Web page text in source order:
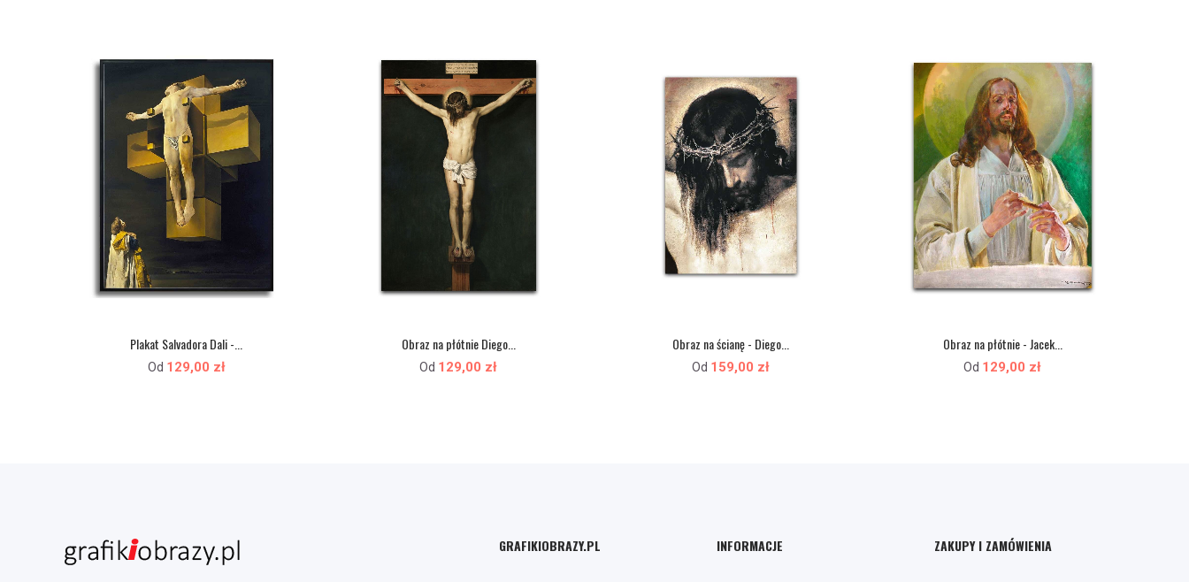
Plakat Salvadora Dali -...
Od 129,00 zł
Obraz na płótnie Diego...
Od 129,00 zł
Obraz na ścianę - Diego...
Od 159,00 zł
Obraz na płótnie - Jacek...
Od 129,00 zł
GRAFIKIOBRAZY.PL INFORMACJE ZAKUPY I ZAMÓWIENIA